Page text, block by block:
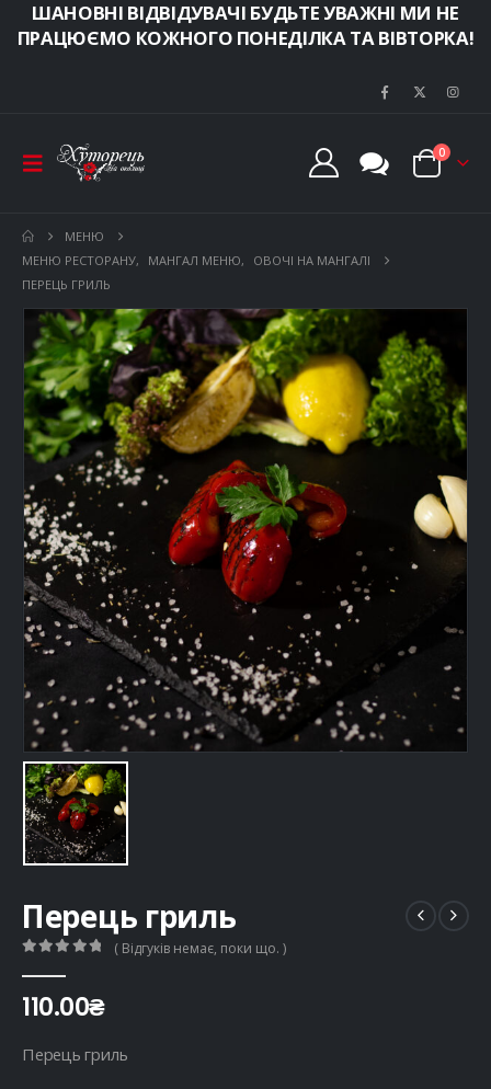
ШАНОВНІ ВІДВІДУВАЧІ БУДЬТЕ УВАЖНІ МИ НЕ
ПРАЦЮЄМО КОЖНОГО ПОНЕДІЛКА ТА ВІВТОРКА!
0
МЕНЮ
МЕНЮ РЕСТОРАНУ, МАНГАЛ МЕНЮ,
ОВОЧІ НА МАНГАЛІ
ПЕРЕЦЬ ГРИЛЬ
Перець гриль
( Відгуків немає, поки що. )
110.00₴
Перець гриль